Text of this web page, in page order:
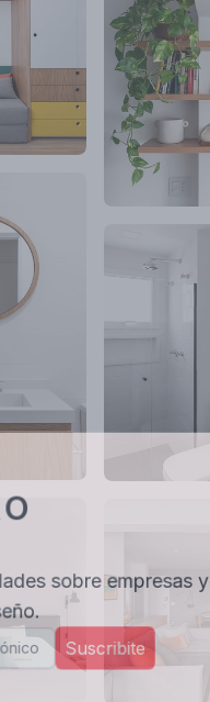
sobre empresas y
Suscribite